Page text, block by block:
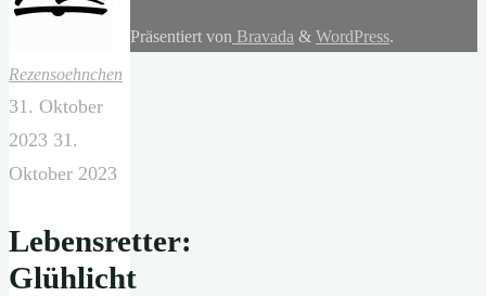
Rezensoehnchen
31. Oktober
2023 31.
Oktober 2023
Lebensretter:
Glühlicht
Präsentiert von Bravada & WordPress.